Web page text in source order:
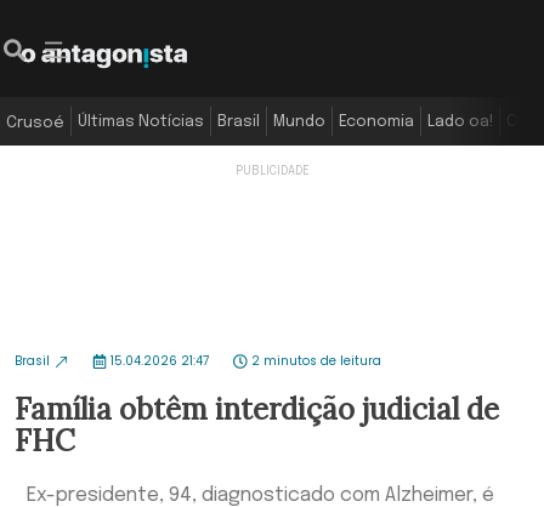
Crusoé Últimas Notícias Brasil Mundo Economia Lado oa!
Brasil 15.04.2026 21:47 2 minutos de leitura
Família obtêm interdição judicial de
FHC
Ex-presidente, 94, diagnosticado com Alzheimer, é